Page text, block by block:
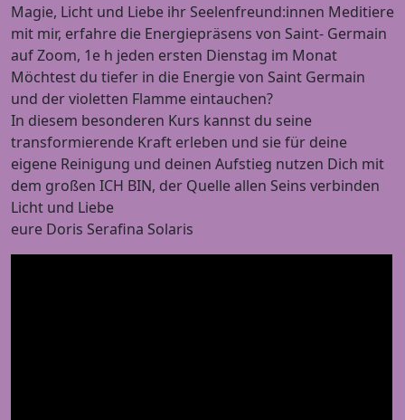
Magie, Licht und Liebe ihr Seelenfreund:innen Meditiere
mit mir, erfahre die Energiepräsens von Saint- Germain
auf Zoom, 1e h jeden ersten Dienstag im Monat
Möchtest du tiefer in die Energie von Saint Germain
und der violetten Flamme eintauchen?
In diesem besonderen Kurs kannst du seine
transformierende Kraft erleben und sie für deine
eigene Reinigung und deinen Aufstieg nutzen Dich mit
dem großen ICH BIN, der Quelle allen Seins verbinden
Licht und Liebe
eure Doris Serafina Solaris